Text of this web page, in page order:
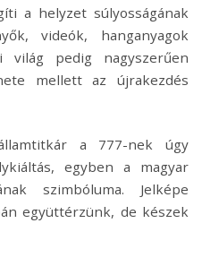
a helyzet súlyosságának
videók, hanganyagok
pedig nagyszerűen
mellett az újrakezdés
a 777-nek úgy
egyben a magyar
szimbóluma. Jelképe
együttérzünk, de készek